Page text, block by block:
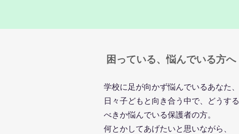
困っている、悩んでいる方へ
学校に足が向かず悩んでいるあなた、
日々子どもと向き合う中で、どうする
べきか悩んでいる保護者の方。
何とかしてあげたいと思いながら、